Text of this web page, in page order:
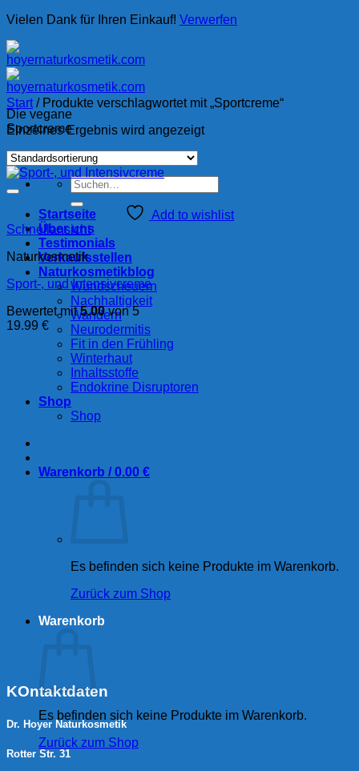
Vielen Dank für Ihren Einkauf! Verwerfen
Zum
Inhalt
springen
Die vegane
Sportcreme
Suche
nach:
Startseite
Über uns
Testimonials
Verkaufsstellen
Naturkosmetikblog
Wundscheuern
Nachhaltigkeit
Wandern
Neurodermitis
Fit in den Frühling
Winterhaut
Inhaltsstoffe
Endokrine Disruptoren
Shop
Shop
Warenkorb / 0.00 €
Es befinden sich keine Produkte im Warenkorb.
Zurück zum Shop
Warenkorb
Es befinden sich keine Produkte im Warenkorb.
Zurück zum Shop
Start /Produkte verschlagwortet mit „Sportcreme“
Einzelnes Ergebnis wird angezeigt
Add to wishlist
Schnellansicht
Naturkosmetik
Sport-, und Intensivcreme
Bewertet mit5.00von 5
19.99 €
KOntaktdaten
Dr. Hoyer Naturkosmetik
Rotter Str. 31